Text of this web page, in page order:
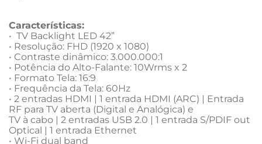
Características:
•  TV Backlight LED 42”
• Resolução: FHD (1920 x 1080)
• Contraste dinâmico: 3.000.000:1
• Potência do Alto-Falante: 10Wrms x 2
• Formato Tela: 16:9
• Frequência da Tela: 60Hz
• 2 entradas HDMI | 1 entrada HDMI (ARC) | Entrada
RF para TV aberta (Digital e Analógica) e
TV à cabo | 2 entradas USB 2.0 | 1 entrada S/PDIF out
Optical | 1 entrada Ethernet
• Wi-Fi dual band